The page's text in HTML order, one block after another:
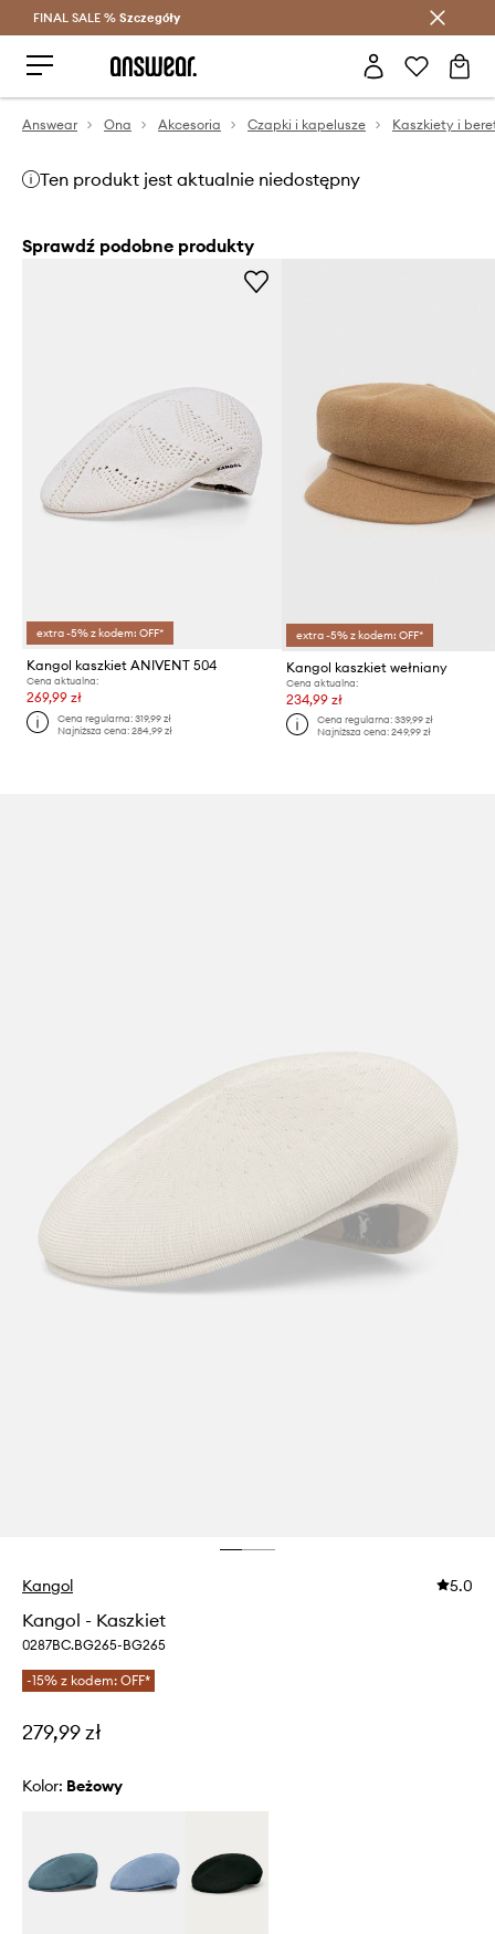
Oszczędzaj z Answear Club >
FINAL SALE % Szczegóły
Answear Ona Akcesoria Czapki i kapelusze Kaszkiety i
Ten produkt jest aktualnie niedostępny
Sprawdź podobne produkty
extra -5% z kodem: OFF*
Kangol kaszkiet ANIVENT 504
Cena aktualna:
269,99 zł
Cena regularna:319,99 zł
Najniższa cena:284,99 zł
extra -5% z kodem: OFF*
Kangol kaszkiet wełniany
Cena aktualna:
234,99 zł
Cena regularna: 339,99 zł
Najniższa cena: 249,99 zł
Kangol 5.0
Kangol - Kaszkiet
0287BC.BG265-BG265
-15% z kodem: OFF*
279,99 zł
Kolor: beżowy